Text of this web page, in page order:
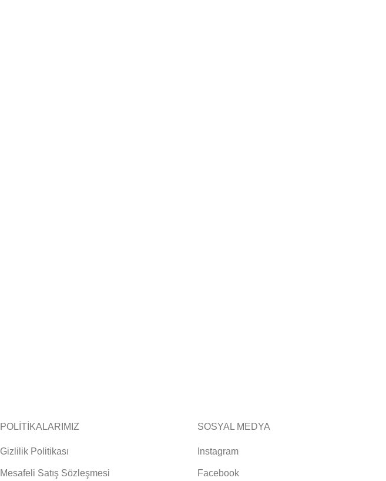
POLİTİKALARIMIZ
Gizlilik Politikası
Mesafeli Satış Sözleşmesi
SOSYAL MEDYA
Instagram
Facebook